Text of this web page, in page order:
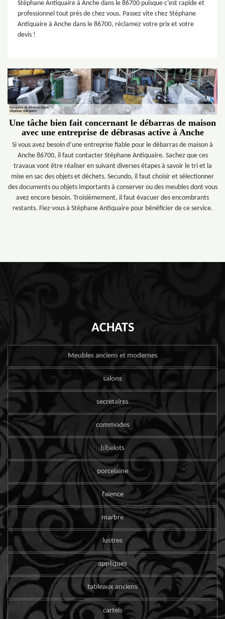
Stéphane Antiquaire à Anche dans le 86700 puisque c’est rapide et
professionnel tout près de chez vous. Passez vite chez Stéphane
Antiquaire à Anche dans le 86700, réclamez votre prix et votre
devis !
Une tâche bien fait concernant le débarras de maison
avec une entreprise de débrasas active à Anche
Si vous avez besoin d’une entreprise fiable pour le débarras de maison à
Anche 86700, il faut contacter Stéphane Antiquaire. Sachez que ces
travaux vont être réaliser en suivant diverses étapes à savoir le tri et la
mise en sac des objets et déchets. Secundo, il faut choisir et sélectionner
des documents ou objets importants à conserver ou des meubles dont vous
avez encore besoin. Troisièmement, il faut évacuer des encombrants
restants. Fiez-vous à Stéphane Antiquaire pour bénéficier de ce service.
ACHATS
Meubles anciens et modernes
salons
secrétaires
commodes
bibelots
porcelaine
faïence
marbre
lustres
appliques
tableaux anciens
cartels